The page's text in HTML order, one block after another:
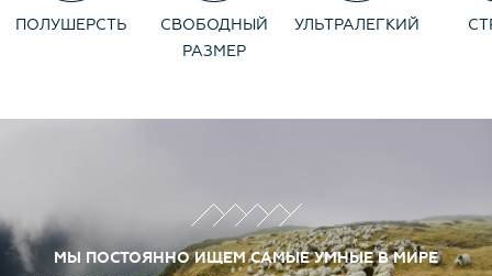
ПОЛУШЕРСТЬ
СВОБОДНЫЙ
РАЗМЕР
УЛЬТРАЛЕГКИЙ
МЫ ПОСТОЯННО ИЩЕМ САМЫЕ УМНЫЕ В МИРЕ